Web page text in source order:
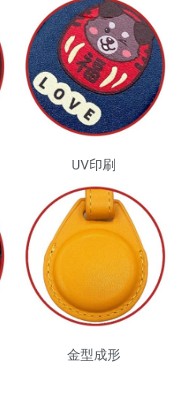
UV印刷
金型成形